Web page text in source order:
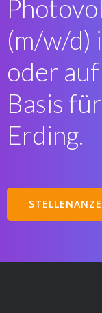
(m/w/d)
oder
Basis
Erding.